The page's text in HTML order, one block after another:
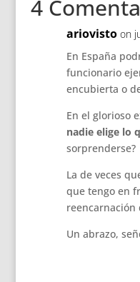
4
ariovisto on
En España
funcionario
encubierta o
En el glorioso
nadie elige lo
sorprenderse?
La de veces
que tengo en
reencarnación
Un abrazo,